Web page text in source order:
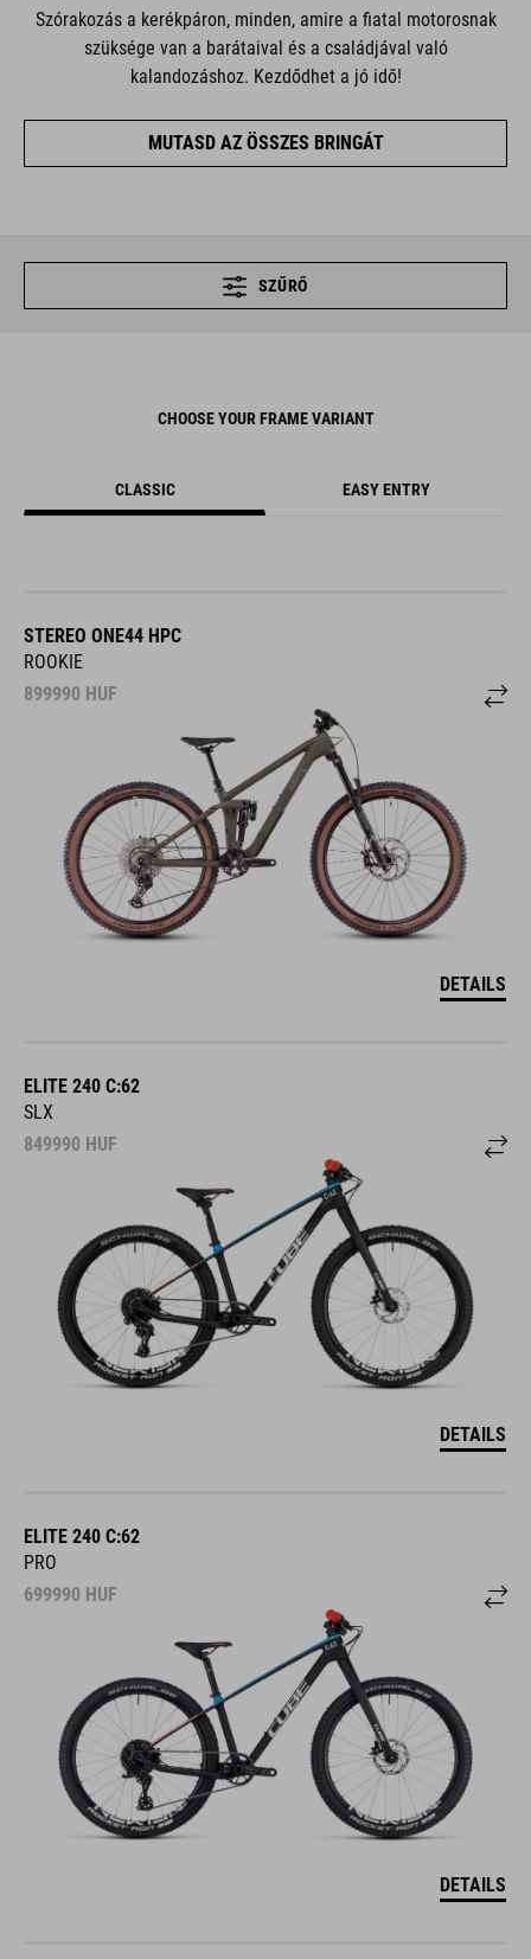
Szórakozás a kerékpáron, minden, amire a fiatal motorosnak
szüksége van a barátaival és a családjával való
kalandozáshoz. Kezdődhet a jó idő!
MUTASD AZ ÖSSZES BRINGÁT
SZŰRŐ
CHOOSE YOUR FRAME VARIANT
CLASSIC EASY ENTRY
STEREO ONE44 HPC
ROOKIE
899990 HUF
DETAILS
ELITE 240 C:62
SLX
849990 HUF
DETAILS
ELITE 240 C:62
PRO
699990 HUF
DETAILS